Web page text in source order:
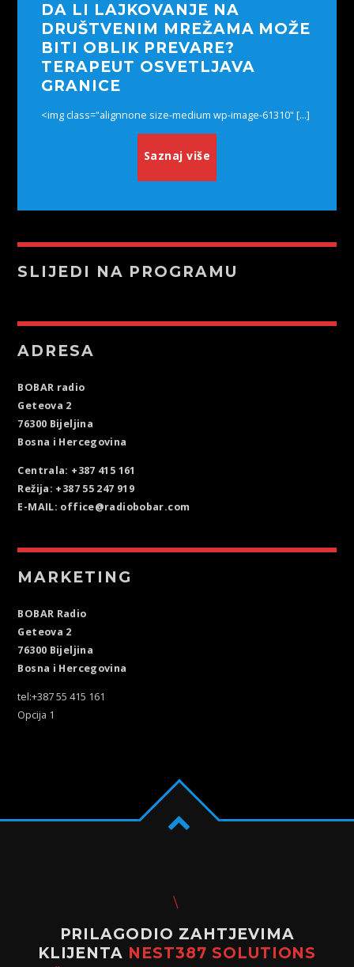
DA LI LAJKOVANJE NA
DRUŠTVENIM MREŽAMA MOŽE
BITI OBLIK PREVARE?
TERAPEUT OSVETLJAVA
GRANICE
<img class="alignnone size-medium wp-image-61310" [...]
Saznaj više
SLIJEDI NA PROGRAMU
ADRESA
BOBAR radio
Geteova 2
76300 Bijeljina
Bosna i Hercegovina
Centrala: +387 415 161
Režija: +387 55 247 919
E-MAIL: office@radiobobar.com
MARKETING
BOBAR Radio
Geteova 2
76300 Bijeljina
Bosna i Hercegovina
tel:+387 55 415 161
Opcija 1
PRILAGODIO ZAHTJEVIMA
KLIJENTA NEST387 SOLUTIONS